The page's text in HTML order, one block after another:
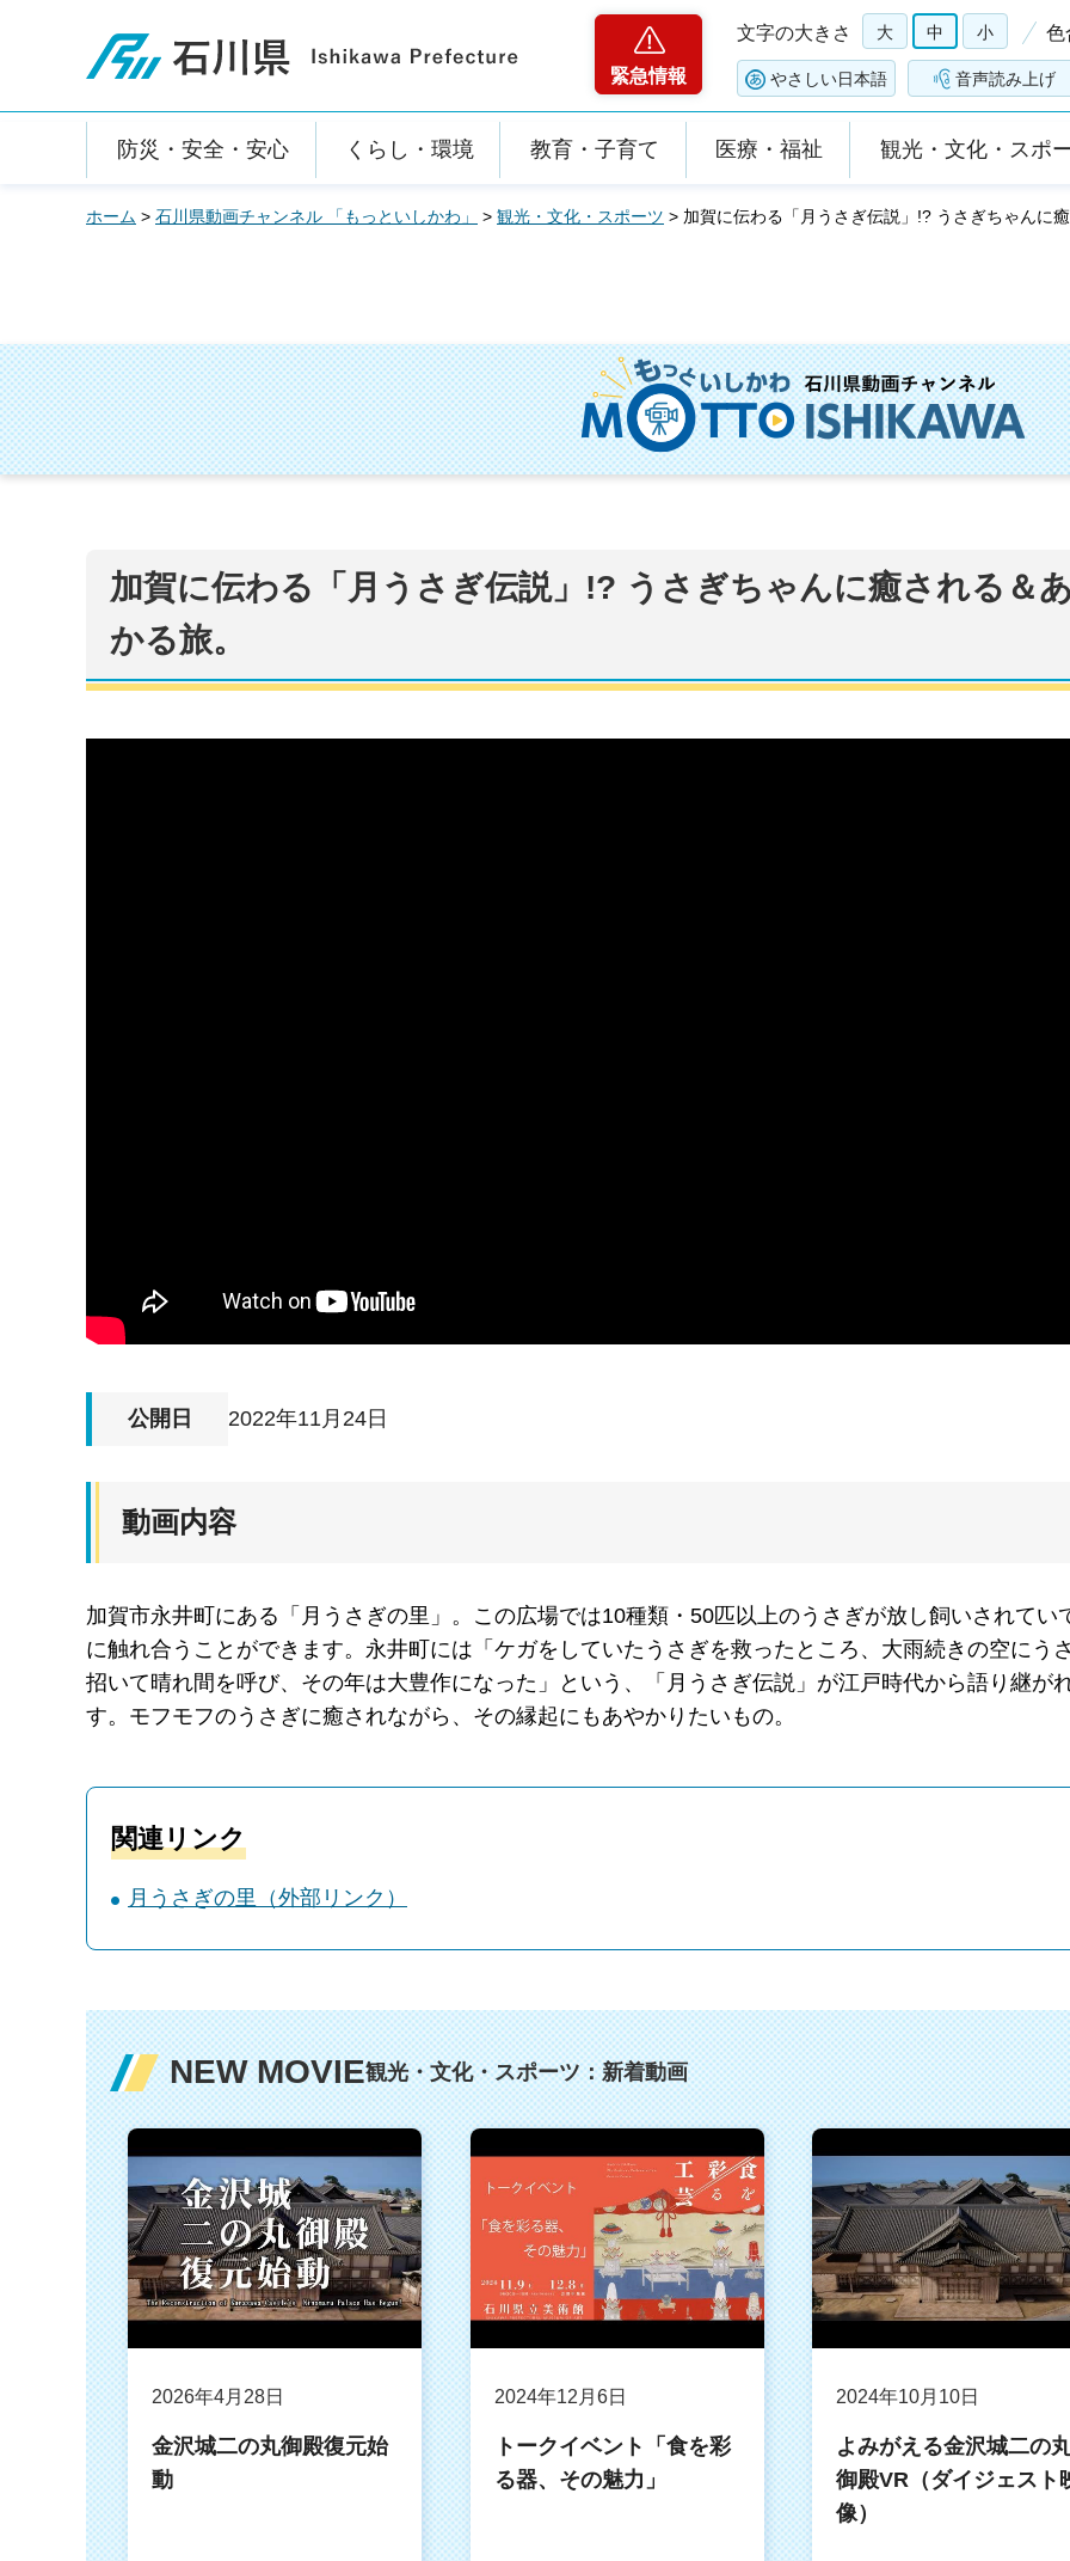
石川県
緊急情報
文字の大きさ 大 中 小 色
やさしい日本語 音声読み上げ
防災・安全・安心 くらし・環境 教育・子育て 医療・福祉 観光・文化・スポ
ホーム > 石川県動画チャンネル 「もっといしかわ」 > 観光・文化・スポーツ > 加賀に伝わる「月うさぎ伝説」!? うさぎちゃんに
加賀に伝わる「月うさぎ伝説」!? うさぎちゃんに癒される＆
かる旅。
公開日 2022年11月24日
動画内容
加賀市永井町にある「月うさぎの里」。この広場では10種類・50匹以上のうさぎが放し飼いされてい
に触れ合うことができます。永井町には「ケガをしていたうさぎを救ったところ、大雨続きの空にう
招いて晴れ間を呼び、その年は大豊作になった」という、「月うさぎ伝説」が江戸時代から語り継が
す。モフモフのうさぎに癒されながら、その縁起にもあやかりたいもの。
関連リンク
月うさぎの里（外部リンク）
NEW MOVIE観光・文化・スポーツ：新着動画
2026年4月28日
金沢城二の丸御殿復元始
動
2024年12月6日
トークイベント「食を彩
る器、その魅力」
2024年10月10日
よみがえる金沢城二の
御殿VR（ダイジェスト
像）